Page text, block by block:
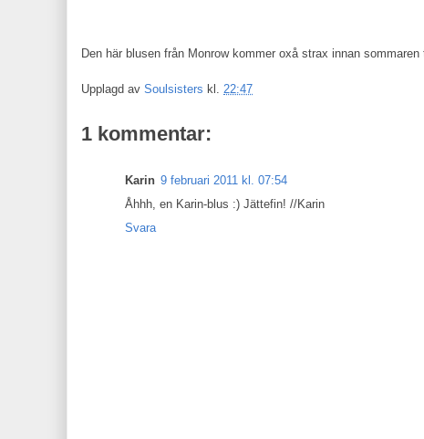
Den här blusen från Monrow kommer oxå strax innan
Upplagd av Soulsisters kl. 22:47
1 kommentar:
Karin 9 februari 2011 kl. 07:54
Åhhh, en Karin-blus :) Jättefin! //Karin
Svara